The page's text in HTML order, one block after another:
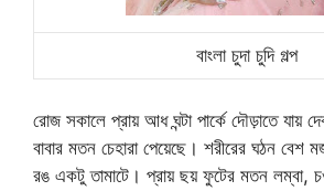
বাংলা চুদা চুদি গল্প
রোজ সকালে প্রায় আধ ঘন্টা পার্কে দৌড়াতে যায়
বাবার মতন চেহারা পেয়েছে। শরীরের ঘঠন বেশ
রঙ একটু তামাটে। প্রায় ছয় ফুটের মতন লম্বা,